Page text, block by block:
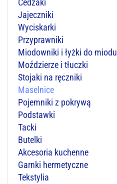
Cedzaki
Jajeczniki
Wyciskarki
Przyprawniki
Miodowniki i łyżki do miodu
Moździerze i tłuczki
Stojaki na ręczniki
Maselnice
Pojemniki z pokrywą
Podstawki
Tacki
Butelki
Akcesoria kuchenne
Garnki hermetyczne
Tekstylia